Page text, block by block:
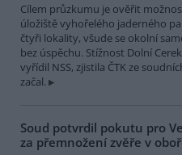
Cílem průzkumu je ověřit
úložiště vyhořelého jaderného
čtyři lokality, všude se okolní
bez úspěchu. Stížnost Dolní
vyřídil NSS, zjistila ČTK ze
začal.
Soud potvrdil pokutu pro
za přemnožení zvěře v